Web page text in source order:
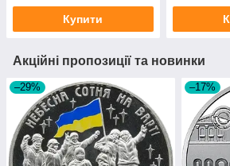
Купити
Акційні пропозиції та новинки
–29% –17%